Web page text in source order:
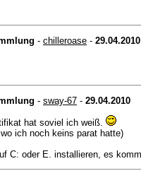
- chilleroase - 29.04.2010
- sway-67 - 29.04.2010
hat soviel ich weiß.
ich noch keins parat hatte)
C: oder E. installieren, es